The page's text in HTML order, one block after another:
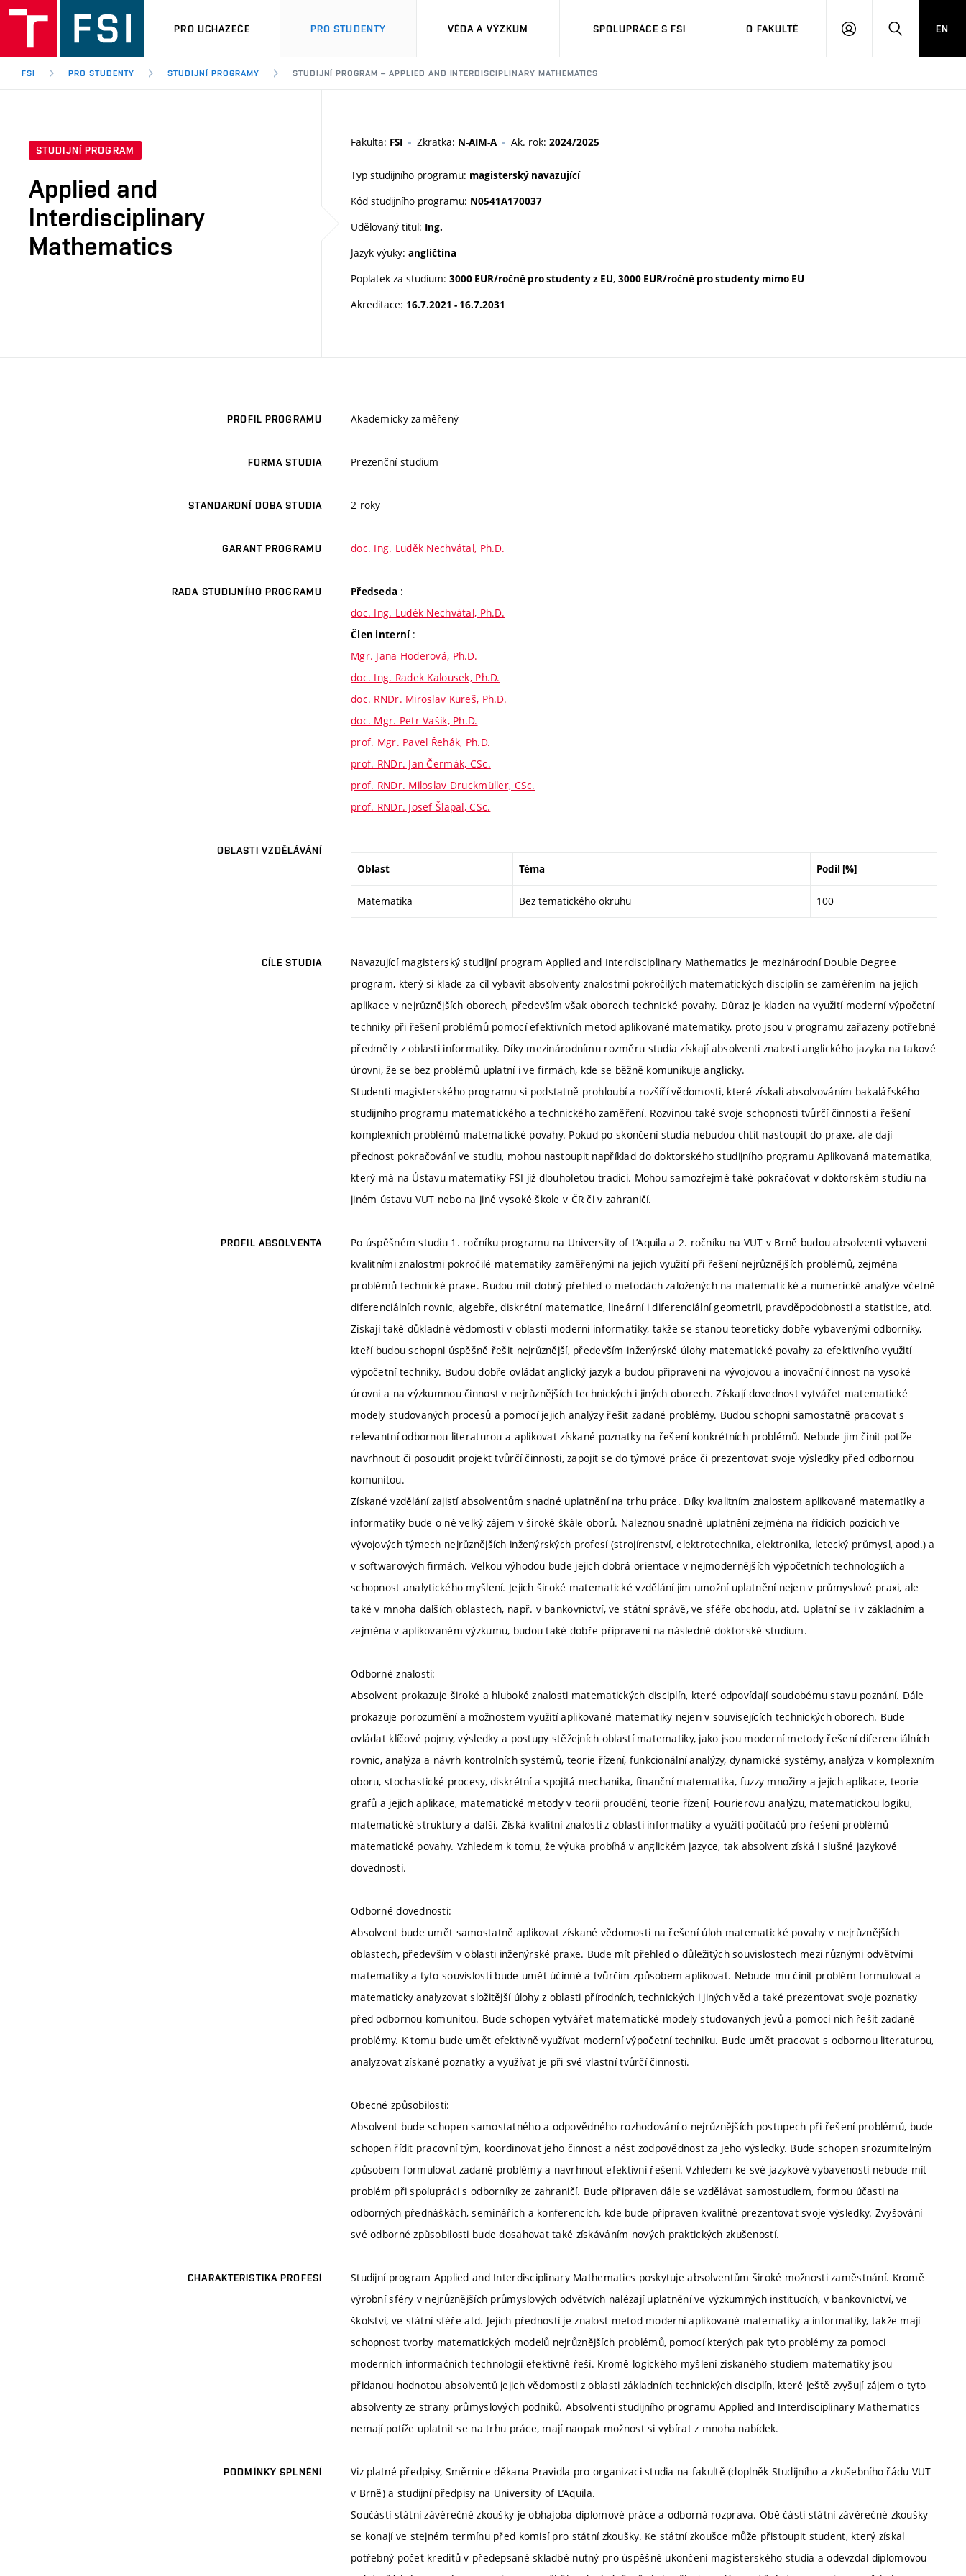
PRO UCHAZEČE PRO STUDENTY VĚDA A VÝZKUM SPOLUPRÁCE S FSI O FAKULTĚ
PŘIHLÁŠENÍHLEDAT
EN
FSI PRO STUDENTY STUDIJNÍ PROGRAMY STUDIJNÍ PROGRAM – APPLIED AND INTERDISCIPLINARY MATHEMATICS
STUDIJNÍ PROGRAM
Applied and
Interdisciplinary
Mathematics
Fakulta: FSI Zkratka: N-AIM-A Ak. rok: 2024/2025
Typ studijního programu: magisterský navazující
Kód studijního programu: N0541A170037
Udělovaný titul: Ing.
Jazyk výuky: angličtina
Poplatek za studium: 3000 EUR/ročně pro studenty z EU, 3000 EUR/ročně pro studenty mimo EU
Akreditace: 16.7.2021 - 16.7.2031
PROFIL PROGRAMU Akademicky zaměřený
FORMA STUDIA Prezenční studium
STANDARDNÍ DOBA STUDIA 2 roky
GARANT PROGRAMU doc. Ing. Luděk Nechvátal, Ph.D.
RADA STUDIJNÍHO PROGRAMU Předseda :
doc. Ing. Luděk Nechvátal, Ph.D.
Člen interní :
Mgr. Jana Hoderová, Ph.D.
doc. Ing. Radek Kalousek, Ph.D.
doc. RNDr. Miroslav Kureš, Ph.D.
doc. Mgr. Petr Vašík, Ph.D.
prof. Mgr. Pavel Řehák, Ph.D.
prof. RNDr. Jan Čermák, CSc.
prof. RNDr. Miloslav Druckmüller, CSc.
prof. RNDr. Josef Šlapal, CSc.
OBLASTI VZDĚLÁVÁNÍ
Oblast Téma Podíl [%]
Matematika Bez tematického okruhu 100
CÍLE STUDIA
Navazující magisterský studijní program Applied and Interdisciplinary Mathematics je mezinárodní Double Degree
program, který si klade za cíl vybavit absolventy znalostmi pokročilých matematických disciplín se zaměřením na jejich
aplikace v nejrůznějších oborech, především však oborech technické povahy. Důraz je kladen na využití moderní výpočetní
techniky při řešení problémů pomocí efektivních metod aplikované matematiky, proto jsou v programu zařazeny potřebné
předměty z oblasti informatiky. Díky mezinárodnímu rozměru studia získají absolventi znalosti anglického jazyka na takové
úrovni, že se bez problémů uplatní i ve firmách, kde se běžně komunikuje anglicky.
Studenti magisterského programu si podstatně prohloubí a rozšíří vědomosti, které získali absolvováním bakalářského
studijního programu matematického a technického zaměření. Rozvinou také svoje schopnosti tvůrčí činnosti a řešení
komplexních problémů matematické povahy. Pokud po skončení studia nebudou chtít nastoupit do praxe, ale dají
přednost pokračování ve studiu, mohou nastoupit například do doktorského studijního programu Aplikovaná matematika,
který má na Ústavu matematiky FSI již dlouholetou tradici. Mohou samozřejmě také pokračovat v doktorském studiu na
jiném ústavu VUT nebo na jiné vysoké škole v ČR či v zahraničí.
PROFIL ABSOLVENTA
Po úspěšném studiu 1. ročníku programu na University of L’Aquila a 2. ročníku na VUT v Brně budou absolventi vybaveni
kvalitními znalostmi pokročilé matematiky zaměřenými na jejich využití při řešení nejrůznějších problémů, zejména
problémů technické praxe. Budou mít dobrý přehled o metodách založených na matematické a numerické analýze včetně
diferenciálních rovnic, algebře, diskrétní matematice, lineární i diferenciální geometrii, pravděpodobnosti a statistice, atd.
Získají také důkladné vědomosti v oblasti moderní informatiky, takže se stanou teoreticky dobře vybavenými odborníky,
kteří budou schopni úspěšně řešit nejrůznější, především inženýrské úlohy matematické povahy za efektivního využití
výpočetní techniky. Budou dobře ovládat anglický jazyk a budou připraveni na vývojovou a inovační činnost na vysoké
úrovni a na výzkumnou činnost v nejrůznějších technických i jiných oborech. Získají dovednost vytvářet matematické
modely studovaných procesů a pomocí jejich analýzy řešit zadané problémy. Budou schopni samostatně pracovat s
relevantní odbornou literaturou a aplikovat získané poznatky na řešení konkrétních problémů. Nebude jim činit potíže
navrhnout či posoudit projekt tvůrčí činnosti, zapojit se do týmové práce či prezentovat svoje výsledky před odbornou
komunitou.
Získané vzdělání zajistí absolventům snadné uplatnění na trhu práce. Díky kvalitním znalostem aplikované matematiky a
informatiky bude o ně velký zájem v široké škále oborů. Naleznou snadné uplatnění zejména na řídících pozicích ve
vývojových týmech nejrůznějších inženýrských profesí (strojírenství, elektrotechnika, elektronika, letecký průmysl, apod.) a
v softwarových firmách. Velkou výhodou bude jejich dobrá orientace v nejmodernějších výpočetních technologiích a
schopnost analytického myšlení. Jejich široké matematické vzdělání jim umožní uplatnění nejen v průmyslové praxi, ale
také v mnoha dalších oblastech, např. v bankovnictví, ve státní správě, ve sféře obchodu, atd. Uplatní se i v základním a
zejména v aplikovaném výzkumu, budou také dobře připraveni na následné doktorské studium.
Odborné znalosti:
Absolvent prokazuje široké a hluboké znalosti matematických disciplín, které odpovídají soudobému stavu poznání. Dále
prokazuje porozumění a možnostem využití aplikované matematiky nejen v souvisejících technických oborech. Bude
ovládat klíčové pojmy, výsledky a postupy stěžejních oblastí matematiky, jako jsou moderní metody řešení diferenciálních
rovnic, analýza a návrh kontrolních systémů, teorie řízení, funkcionální analýzy, dynamické systémy, analýza v komplexním
oboru, stochastické procesy, diskrétní a spojitá mechanika, finanční matematika, fuzzy množiny a jejich aplikace, teorie
grafů a jejich aplikace, matematické metody v teorii proudění, teorie řízení, Fourierovu analýzu, matematickou logiku,
matematické struktury a další. Získá kvalitní znalosti z oblasti informatiky a využití počítačů pro řešení problémů
matematické povahy. Vzhledem k tomu, že výuka probíhá v anglickém jazyce, tak absolvent získá i slušné jazykové
dovednosti.
Odborné dovednosti:
Absolvent bude umět samostatně aplikovat získané vědomosti na řešení úloh matematické povahy v nejrůznějších
oblastech, především v oblasti inženýrské praxe. Bude mít přehled o důležitých souvislostech mezi různými odvětvími
matematiky a tyto souvislosti bude umět účinně a tvůrčím způsobem aplikovat. Nebude mu činit problém formulovat a
matematicky analyzovat složitější úlohy z oblasti přírodních, technických i jiných věd a také prezentovat svoje poznatky
před odbornou komunitou. Bude schopen vytvářet matematické modely studovaných jevů a pomocí nich řešit zadané
problémy. K tomu bude umět efektivně využívat moderní výpočetní techniku. Bude umět pracovat s odbornou literaturou,
analyzovat získané poznatky a využívat je při své vlastní tvůrčí činnosti.
Obecné způsobilosti:
Absolvent bude schopen samostatného a odpovědného rozhodování o nejrůznějších postupech při řešení problémů, bude
schopen řídit pracovní tým, koordinovat jeho činnost a nést zodpovědnost za jeho výsledky. Bude schopen srozumitelným
způsobem formulovat zadané problémy a navrhnout efektivní řešení. Vzhledem ke své jazykové vybavenosti nebude mít
problém při spolupráci s odborníky ze zahraničí. Bude připraven dále se vzdělávat samostudiem, formou účasti na
odborných přednáškách, seminářích a konferencích, kde bude připraven kvalitně prezentovat svoje výsledky. Zvyšování
své odborné způsobilosti bude dosahovat také získáváním nových praktických zkušeností.
CHARAKTERISTIKA PROFESÍ
Studijní program Applied and Interdisciplinary Mathematics poskytuje absolventům široké možnosti zaměstnání. Kromě
výrobní sféry v nejrůznějších průmyslových odvětvích nalézají uplatnění ve výzkumných institucích, v bankovnictví, ve
školství, ve státní sféře atd. Jejich předností je znalost metod moderní aplikované matematiky a informatiky, takže mají
schopnost tvorby matematických modelů nejrůznějších problémů, pomocí kterých pak tyto problémy za pomoci
moderních informačních technologií efektivně řeší. Kromě logického myšlení získaného studiem matematiky jsou
přidanou hodnotou absolventů jejich vědomosti z oblasti základních technických disciplín, které ještě zvyšují zájem o tyto
absolventy ze strany průmyslových podniků. Absolventi studijního programu Applied and Interdisciplinary Mathematics
nemají potíže uplatnit se na trhu práce, mají naopak možnost si vybírat z mnoha nabídek.
PODMÍNKY SPLNĚNÍ
Viz platné předpisy, Směrnice děkana Pravidla pro organizaci studia na fakultě (doplněk Studijního a zkušebního řádu VUT
v Brně) a studijní předpisy na University of L’Aquila.
Součástí státní závěrečné zkoušky je obhajoba diplomové práce a odborná rozprava. Obě části státní závěrečné zkoušky
se konají ve stejném termínu před komisí pro státní zkoušky. Ke státní zkoušce může přistoupit student, který získal
potřebný počet kreditů v předepsané skladbě nutný pro úspěšné ukončení magisterského studia a odevzdal diplomovou